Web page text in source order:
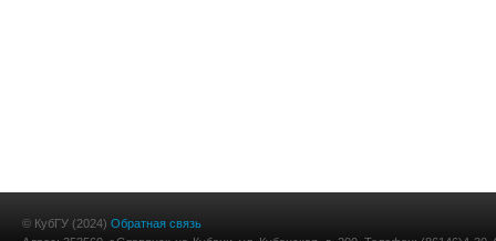
© КубГУ (2024) Обратная связь